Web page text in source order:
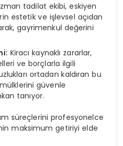
tadilat ekibi, eskiyen
estetik ve işlevsel açıdan
gayrimenkul değerini
Kiracı kaynaklı zararlar,
ve borçlarla ilgili
ortadan kaldıran bu
mülklerini güvenle
tanıyor.
süreçlerini profesyonelce
maksimum getiriyi elde